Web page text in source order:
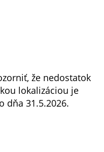
že nedostatok
lokalizáciou je
dňa 31.5.2026.